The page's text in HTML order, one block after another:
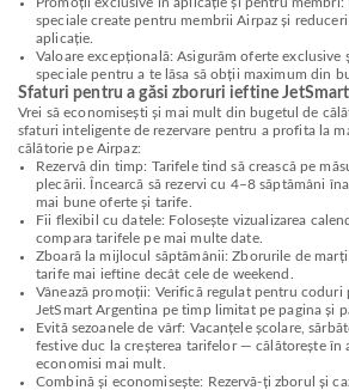
speciale create pentru membrii Airpaz și
aplicație.
Valoare excepțională: Asigurăm oferte
speciale pentru a te lăsa să obții maximum din
Sfaturi pentru a găsi zboruri ieftine
Vrei să economisești și mai mult din bugetul de
sfaturi inteligente de rezervare pentru a profita la
călătorie pe Airpaz:
Rezervă din timp: Tarifele tind să crească pe
plecării. Încearcă să rezervi cu 4–8 săptămâni
mai bune oferte și tarife.
Fii flexibil cu datele: Folosește vizualizarea
compara tarifele pe mai multe date.
Zboară la mijlocul săptămânii: Zborurile de
tarife mai ieftine decât cele de weekend.
Vânează promoții: Verifică regulat pentru
JetSmart Argentina pe timp limitat pe pagina și
Evită sezoanele de vârf: Vacanțele școlare,
festive duc la creșterea tarifelor — călătorește în
economisi mai mult.
Combină și economisește: Rezervă-ți zborul și